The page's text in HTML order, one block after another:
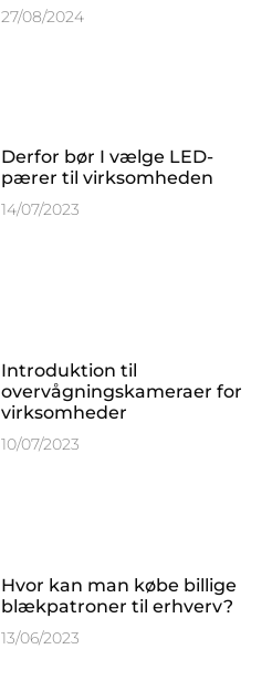
27/08/2024
Derfor bør I vælge LED-
pærer til virksomheden
14/07/2023
Introduktion til
overvågningskameraer for
virksomheder
10/07/2023
Hvor kan man købe billige
blækpatroner til erhverv?
13/06/2023